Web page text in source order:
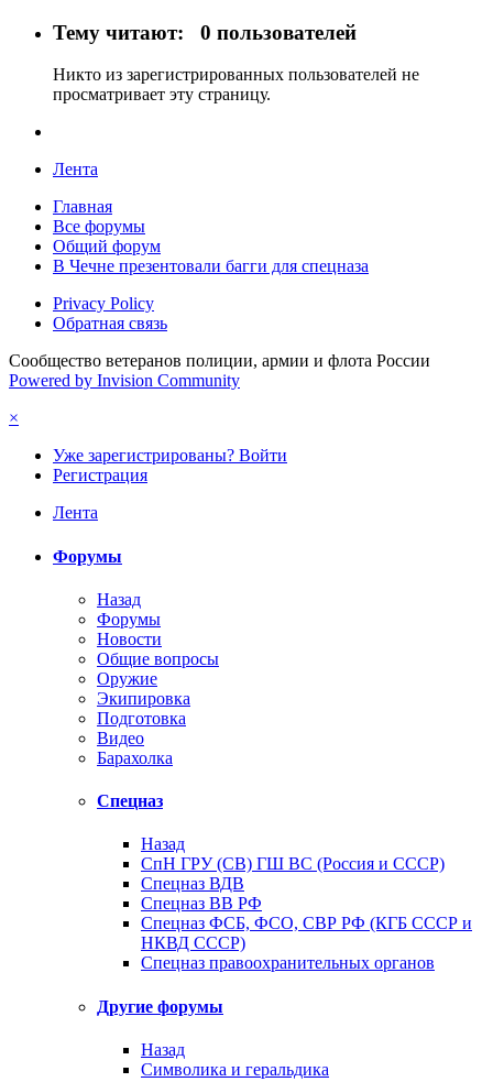
Тему читают: 0 пользователей
Никто из зарегистрированных пользователей не
просматривает эту страницу.
Лента
Главная
Все форумы
Общий форум
В Чечне презентовали багги для спецназа
Privacy Policy
Обратная связь
Сообщество ветеранов полиции, армии и флота России
Powered by Invision Community
×
Уже зарегистрированы? Войти
Регистрация
Лента
Форумы
Назад
Форумы
Новости
Общие вопросы
Оружие
Экипировка
Подготовка
Видео
Барахолка
Спецназ
Назад
СпН ГРУ (СВ) ГШ ВС (Россия и СССР)
Спецназ ВДВ
Спецназ ВВ РФ
Спецназ ФСБ, ФСО, СВР РФ (КГБ СССР и
НКВД СССР)
Спецназ правоохранительных органов
Другие форумы
Назад
Символика и геральдика